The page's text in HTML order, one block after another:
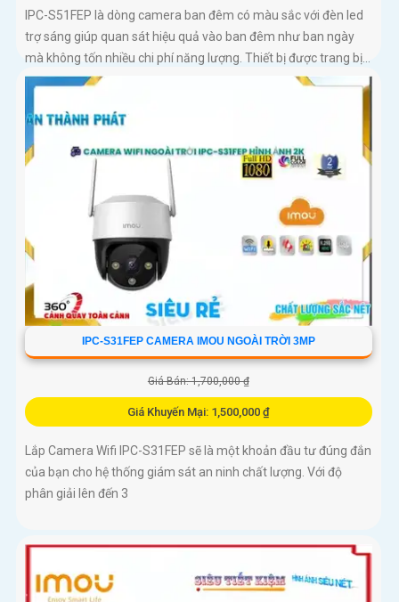
IPC-S51FEP là dòng camera ban đêm có màu sắc với đèn led
trợ sáng giúp quan sát hiệu quả vào ban đêm như ban ngày
mà không tốn nhiều chi phí năng lượng. Thiết bị được trang bị...
IPC-S31FEP CAMERA IMOU NGOÀI TRỜI 3MP
Giá Bán: 1,700,000 ₫
Giá Khuyến Mại: 1,500,000 ₫
Lắp Camera Wifi IPC-S31FEP sẽ là một khoản đầu tư đúng đắn
của bạn cho hệ thống giám sát an ninh chất lượng. Với độ
phân giải lên đến 3